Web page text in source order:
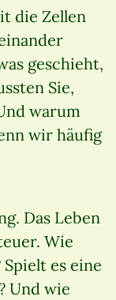
die Zellen
geschieht,
Sie,
warum
wir häufig
Das Leben
Wie
es eine
Und wie